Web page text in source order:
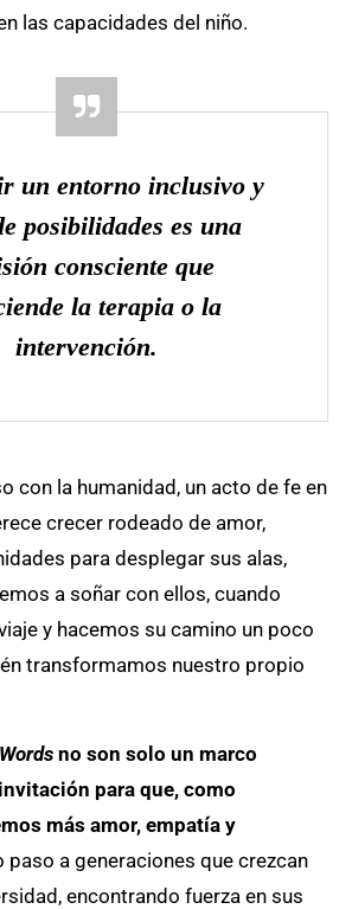
las capacidades del niño.
un entorno inclusivo y
posibilidades es una
consciente que
la terapia o la
intervención.
con la humanidad, un acto de fe en
crecer rodeado de amor,
para desplegar sus alas,
a soñar con ellos, cuando
y hacemos su camino un poco
transformamos nuestro propio
no son solo un marco
para que, como
más amor, empatía y
paso a generaciones que crezcan
encontrando fuerza en sus